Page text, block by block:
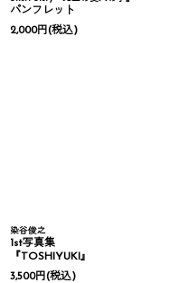
パンフレット
2,000円(税込)
染谷俊之
1st写真集
『TOSHIYUKI』
3,500円(税込)